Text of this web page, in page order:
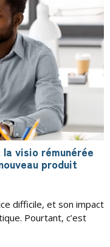
visio rémunérée
produit
difficile, et son impact
Pourtant, c’est